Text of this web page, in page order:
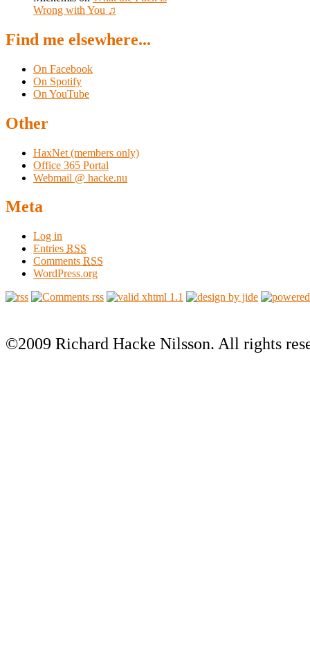
Wrong with You ♫
Find me elsewhere...
On Facebook
On Spotify
On YouTube
Other
HaxNet (members only)
Office 365 Portal
Webmail @ hacke.nu
Meta
Log in
Entries RSS
Comments RSS
WordPress.org
©2009 Richard Hacke Nilsson. All rights